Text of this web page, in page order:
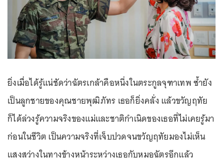
ยิ่งเมื่อได้รู้แน่ชัดว่าฉัตรเกล้าคือหนึ่งในตระกูลจุฑาเทพ ซ้ำยัง
เป็นลูกชายของคุณชายพุฒิภัทร เธอก็ยิ่งคลั่ง แล้วขวัญฤทัย
ก็ได้ล่วงรู้ความจริงของแม่และชาติกำเนิดของเธอที่ไม่เคยรู้มา
ก่อนในชีวิต เป็นความจริงที่เจ็บปวดจนขวัญฤทัยมองไม่เห็น
แสงสว่างในทางข้างหน้าระหว่างเธอกับหมอฉัตรอีกแล้ว